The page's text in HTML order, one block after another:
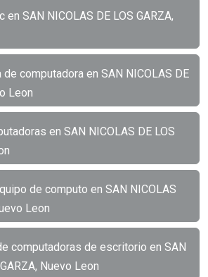
en SAN NICOLAS DE LOS GARZA,
computadora en SAN NICOLAS DE
Leon
en SAN NICOLAS DE LOS
de computo en SAN NICOLAS
Leon
computadoras de escritorio en SAN
Nuevo Leon